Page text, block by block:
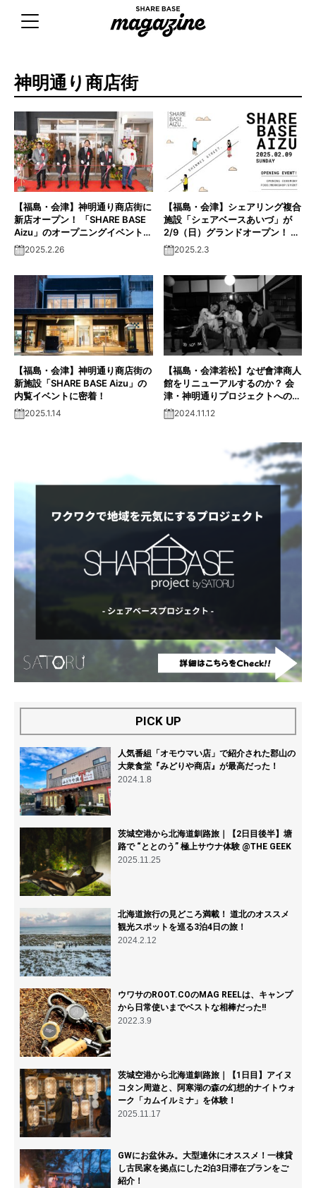
神明通り商店街
【福島・会津】神明通り商店街に
新店オープン！ 「SHARE BASE
Aizu」のオープニングイベントに
密着！
2025.2.26
【福島・会津】シェアリング複合
施設「シェアベースあいづ」が
2/9（日）グランドオープン！ 週
末は神明通り商店街へ行ってみよ
う！
2025.2.3
【福島・会津】神明通り商店街の
新施設「SHARE BASE Aizu」の
内覧イベントに密着！
2025.1.14
【福島・会津若松】なぜ會津商人
館をリニューアルするのか？ 会
津・神明通りプロジェクトへの想
いと背景は？
2024.11.12
PICK UP
人気番組「オモウマい店」で紹介された郡山の
大衆食堂『みどりや商店』が最高だった！
2024.1.8
茨城空港から北海道釧路旅｜【2日目後半】塘
路で “ととのう” 極上サウナ体験 @THE GEEK
2025.11.25
北海道旅行の見どころ満載！ 道北のオススメ
観光スポットを巡る3泊4日の旅！
2024.2.12
ウワサのROOT.COのMAG REELは、キャンプ
から日常使いまでベストな相棒だった!!
2022.3.9
茨城空港から北海道釧路旅｜【1日目】アイヌ
コタン周遊と、阿寒湖の森の幻想的ナイトウォ
ーク「カムイルミナ」を体験！
2025.11.17
GWにお盆休み。大型連休にオススメ！一棟貸
し古民家を拠点にした2泊3日滞在プランをご
紹介！